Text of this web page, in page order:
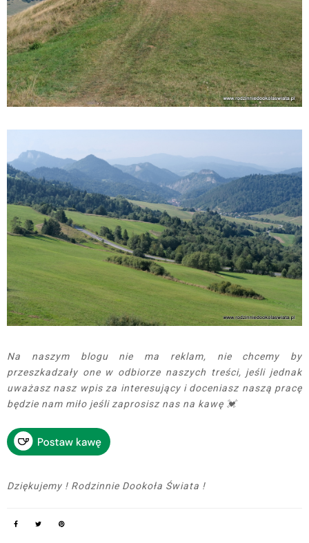
Na naszym blogu nie ma reklam, nie chcemy by
przeszkadzały one w odbiorze naszych treści, jeśli jednak
uważasz nasz wpis za interesujący i doceniasz naszą pracę
będzie nam miło jeśli zaprosisz nas na kawę 💓
Dziękujemy ! Rodzinnie Dookoła Świata !